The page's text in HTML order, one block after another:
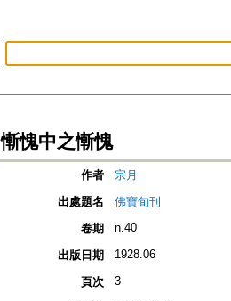
慚愧中之慚愧
作者
宗月
出處題名
佛寶旬刊
卷期
n.40
出版日期 1928.06
頁次 3